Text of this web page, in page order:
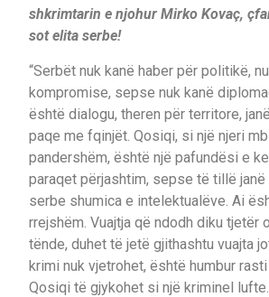
shkrimtarin e njohur Mirko Kovaç,
sot elita serbe!
“Serbët nuk kanë haber për politikë,
kompromise, sepse nuk kanë
është dialogu, theren për territore,
paqe me fqinjët. Qosiqi, si një njeri
pandershëm, është një pafundësi e
paraqet përjashtim, sepse të tillë janë
serbe shumica e intelektualëve. Ai
rrejshëm. Vuajtja që ndodh diku tjetër
tënde, duhet të jetë gjithashtu vuajta
krimi nuk vjetrohet, është humbur
Qosiqi të gjykohet si një kriminel